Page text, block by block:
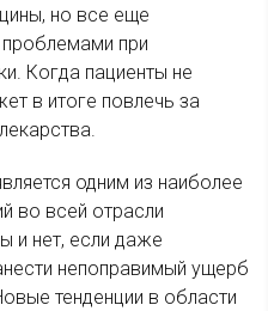
но все еще
при
Когда пациенты не
в итоге повлечь за
одним из наиболее
во всей отрасли
и нет, если даже
непоправимый ущерб
тенденции в области